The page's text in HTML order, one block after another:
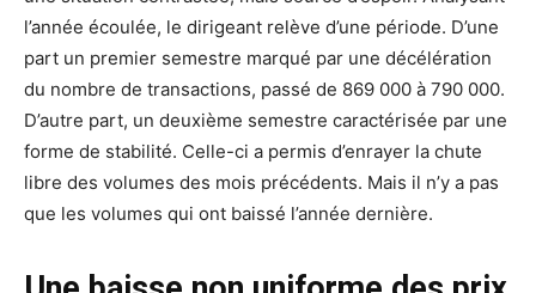
l’année écoulée, le dirigeant relève d’une période. D’une
part un premier semestre marqué par une décélération
du nombre de transactions, passé de 869 000 à 790 000.
D’autre part, un deuxième semestre caractérisée par une
forme de stabilité. Celle-ci a permis d’enrayer la chute
libre des volumes des mois précédents. Mais il n’y a pas
que les volumes qui ont baissé l’année dernière.